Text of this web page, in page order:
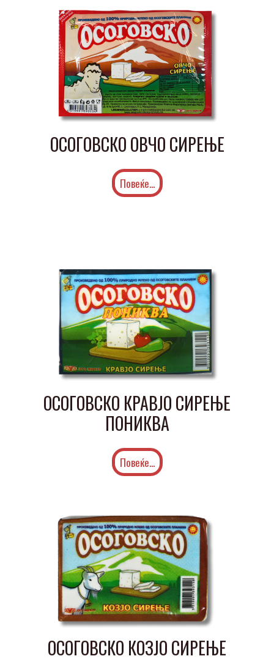
ОСОГОВСКО ОВЧО СИРЕЊЕ
Повеќе...
ОСОГОВСКО КРАВЈО СИРЕЊЕ
ПОНИКВА
Повеќе...
ОСОГОВСКО КОЗЈО СИРЕЊЕ